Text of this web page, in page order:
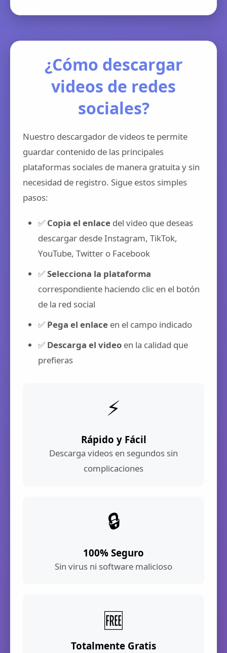
¿Cómo descargar
videos de redes
sociales?
Nuestro descargador de videos te permite
guardar contenido de las principales
plataformas sociales de manera gratuita y sin
necesidad de registro. Sigue estos simples
pasos:
✅ Copia el enlace del video que deseas
descargar desde Instagram, TikTok,
YouTube, Twitter o Facebook
✅Selecciona la plataforma
correspondiente haciendo clic en el botón
de la red social
✅ Pega el enlace en el campo indicado
✅ Descarga el video en la calidad que
prefieras
⚡
Rápido y Fácil
Descarga videos en segundos sin
complicaciones
🔒
100% Seguro
Sin virus ni software malicioso
🆓
Totalmente Gratis